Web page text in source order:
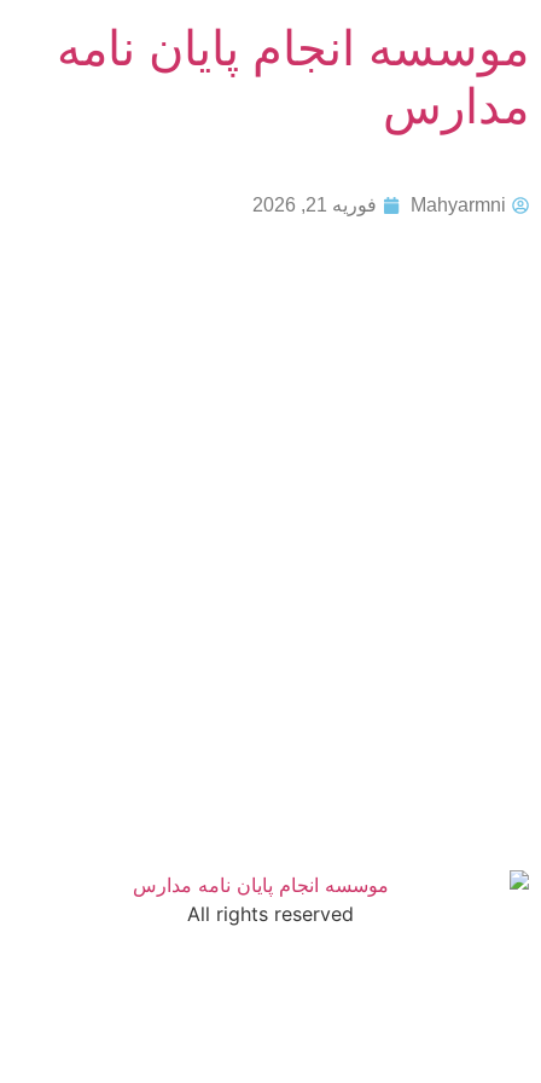
موسسه انجام پایان نامه
مدارس
Mahyarmni فوریه 21, 2026
All rights reserved